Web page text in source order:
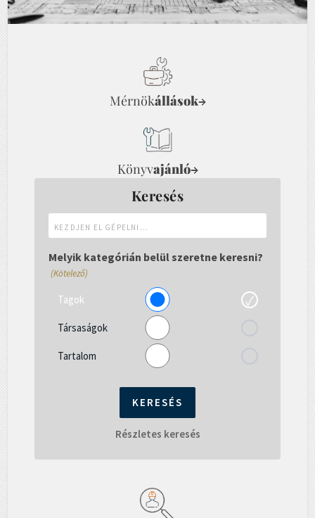
Mérnökállások→
Könyvajánló→
Keresés
el
gépelni...
Melyik kategórián belül szeretne keresni?
(Kötelező)
Tagok
Társaságok
Tartalom
Részletes keresés